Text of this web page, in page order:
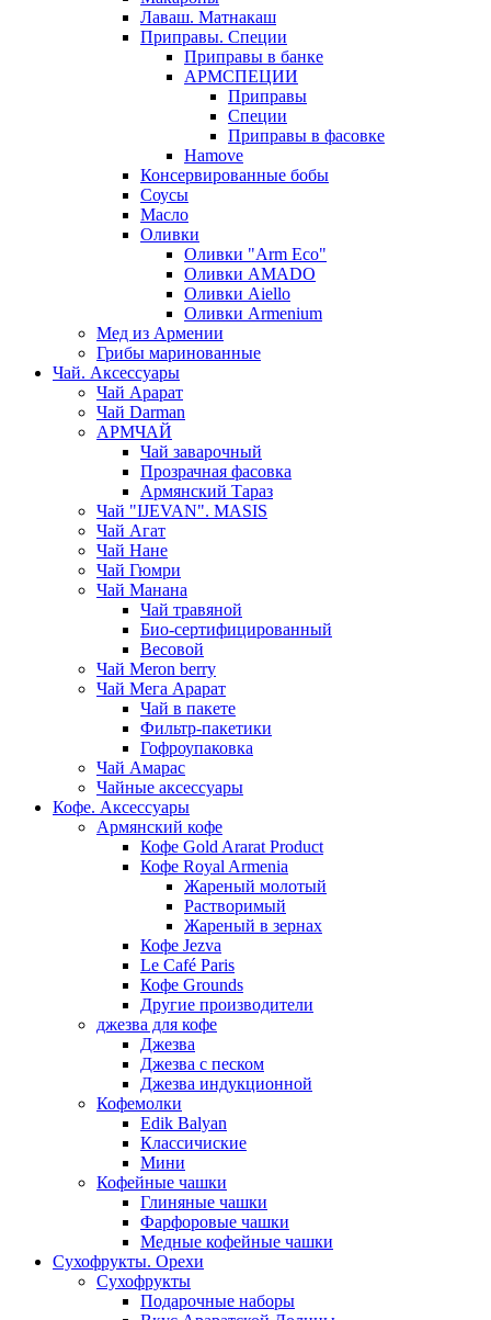
Лаваш. Матнакаш
Приправы. Специи
Приправы в банке
АРМСПЕЦИИ
Приправы
Специи
Приправы в фасовке
Hamove
Консервированные бобы
Соусы
Масло
Оливки
Оливки "Arm Eco"
Оливки AMADO
Оливки Aiello
Оливки Armenium
Мед из Армении
Грибы маринованные
Чай. Аксессуары
Чай Арарат
Чай Darman
АРМЧАЙ
Чай заварочный
Прозрачная фасовка
Армянский Тараз
Чай "IJEVAN". MASIS
Чай Агат
Чай Нане
Чай Гюмри
Чай Манана
Чай травяной
Био-сертифицированный
Весовой
Чай Meron berry
Чай Мега Арарат
Чай в пакете
Фильтр-пакетики
Гофроупаковка
Чай Амарас
Чайные аксессуары
Кофе. Аксессуары
Армянский кофе
Кофе Gold Ararat Product
Кофе Royal Armenia
Жареный молотый
Растворимый
Жареный в зернах
Кофе Jezva
Le Café Paris
Кофе Grounds
Другие производители
джезва для кофе
Джезва
Джезва с песком
Джезва индукционной
Кофемолки
Edik Balyan
Классичиские
Мини
Кофейные чашки
Глиняные чашки
Фарфоровые чашки
Медные кофейные чашки
Сухофрукты. Орехи
Сухофрукты
Подарочные наборы